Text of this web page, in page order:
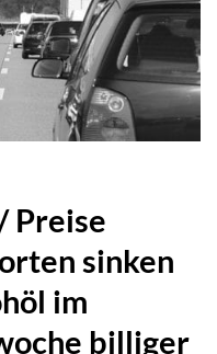
Preise
sinken
im
billiger